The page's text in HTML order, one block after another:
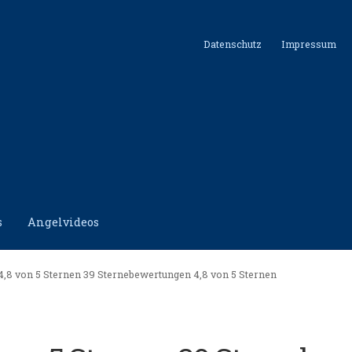
Datenschutz Impressum
Angelvideos
Impressum Kontakt Shop
von 5 Sternen 39 Sternebewertungen 4,8 von 5 Sternen